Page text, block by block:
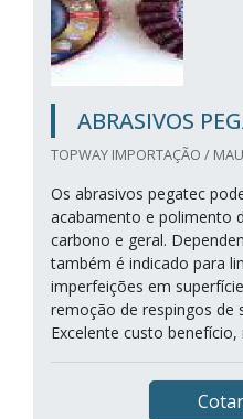
ABRASIVOS
TOPWAY IMPORTAÇÃO /
Os abrasivos pegatec
acabamento e polimento
carbono e geral.
também é indicado para
imperfeições em
remoção de respingos de
Excelente custo